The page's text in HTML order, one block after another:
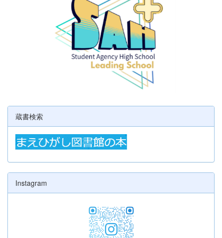
蔵書検索
Instagram